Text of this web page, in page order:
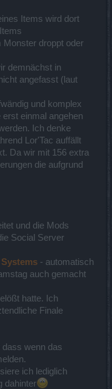
Items wird dort
droppt oder
demnächst in
angefasst (laut
und komplex
einmal angehen
Ich denke
Lor'Tac auffällt
Da wir mit 156 extra
die aufgrund
und die Mods
Social Server
- automatisch
auch gemacht
hatte. Ich
Finale
wenn das
ich lediglich
dahinter